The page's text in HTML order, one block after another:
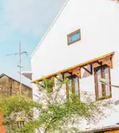
teclado ou tocando e